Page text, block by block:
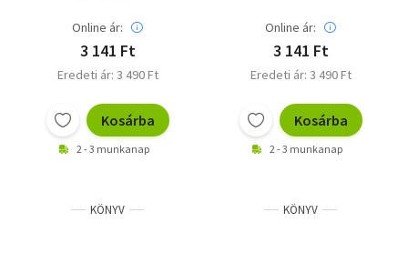
Online ár:
3 141 Ft
Eredeti ár: 3 490 Ft
Kosárba
2 - 3 munkanap
Online ár:
3 141 Ft
Eredeti ár: 3 490 Ft
Kosárba
2 - 3 munkanap
KÖNYV KÖNYV